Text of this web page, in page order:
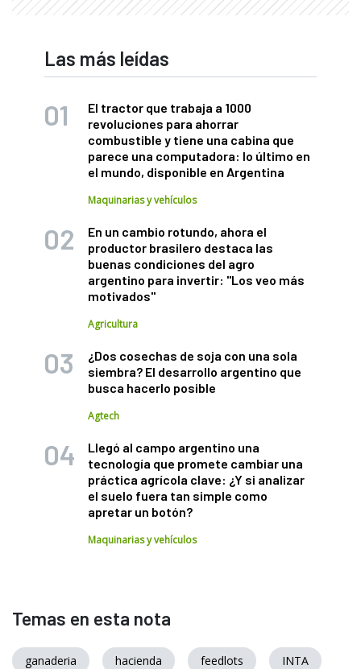
Las más leídas
El tractor que trabaja a 1000
revoluciones para ahorrar
combustible y tiene una cabina que
parece una computadora: lo último en
el mundo, disponible en Argentina
Maquinarias y vehículos
En un cambio rotundo, ahora el
productor brasilero destaca las
buenas condiciones del agro
argentino para invertir: "Los veo más
motivados"
Agricultura
¿Dos cosechas de soja con una sola
siembra? El desarrollo argentino que
busca hacerlo posible
Agtech
Llegó al campo argentino una
tecnología que promete cambiar una
práctica agrícola clave: ¿Y si analizar
el suelo fuera tan simple como
apretar un botón?
Maquinarias y vehículos
Temas en esta nota
ganaderia hacienda feedlots INTA